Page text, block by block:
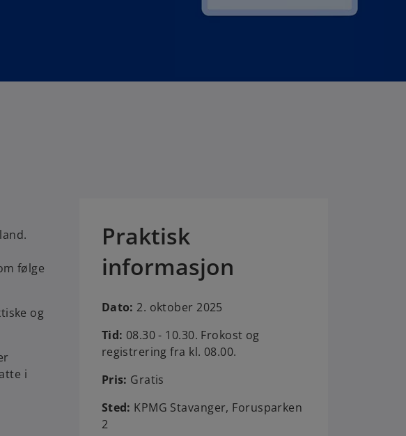
følge
og
i
Praktisk
informasjon
Dato: 2. oktober 2025
Tid: 08.30 - 10.30. Frokost og
registrering fra kl. 08.00.
Pris: Gratis
Sted: KPMG Stavanger, Forusparken
2